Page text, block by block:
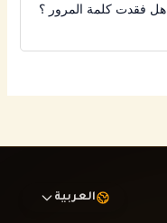
هل فقدت كلمة المرور ؟
العربية